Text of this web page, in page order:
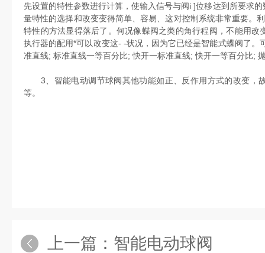
先设置的特性参数进行计算，使输入信号与阀i ]位移达到所要求
量特性的选择和改变变得简单、容易、这对控制系统非常重要。
特性的方法显得落后了。何况像蝶阀之类的角行程阀，不能用
执行器的配用*可以改变这- -状况，因为它已经是智能式蝶阀了。
准直线; 标准直线一等百分比; 快开一标准直线; 快开一等百分比;
3、智能电动调节球阀其他功能如正、反作用方式的改变，
等。
上一篇： 智能电动球阀